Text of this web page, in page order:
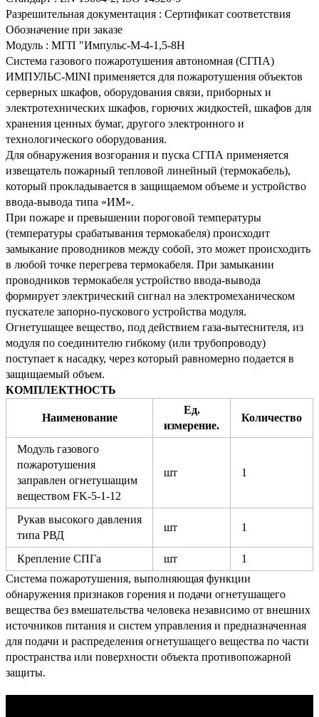
Разрешительная документация : Сертификат соответствия
Обозначение при заказе
Модуль : МГП "Импульс-М-4-1,5-8Н
Система газового пожаротушения автономная (СГПА)
ИМПУЛЬС-MINI применяется для пожаротушения объектов
серверных шкафов, оборудования связи, приборных и
электротехнических шкафов, горючих жидкостей, шкафов для
хранения ценных бумаг, другого электронного и
технологического оборудования.
Для обнаружения возгорания и пуска СГПА применяется
извещатель пожарный тепловой линейный (термокабель),
который прокладывается в защищаемом объеме и устройство
ввода-вывода типа «ИМ».
При пожаре и превышении пороговой температуры
(температуры срабатывания термокабеля) происходит
замыкание проводников между собой, это может происходить
в любой точке перегрева термокабеля. При замыкании
проводников термокабеля устройство ввода-вывода
формирует электрический сигнал на электромеханическом
пускателе запорно-пускового устройства модуля.
Огнетушащее вещество, под действием газа-вытеснителя, из
модуля по соединителю гибкому (или трубопроводу)
поступает к насадку, через который равномерно подается в
защищаемый объем.
КОМПЛЕКТНОСТЬ
Наименование
Ед.
измерение.
Количество
Модуль газового
пожаротушения
заправлен огнетушащим
веществом FK-5-1-12
шт 1
Рукав высокого давления
типа РВД
шт 1
Крепление СПГа шт
1
Система пожаротушения, выполняющая функции
обнаружения признаков горения и подачи огнетушащего
вещества без вмешательства человека независимо от внешних
источников питания и систем управления и предназначенная
для подачи и распределения огнетушащего вещества по части
пространства или поверхности объекта противопожарной
защиты.